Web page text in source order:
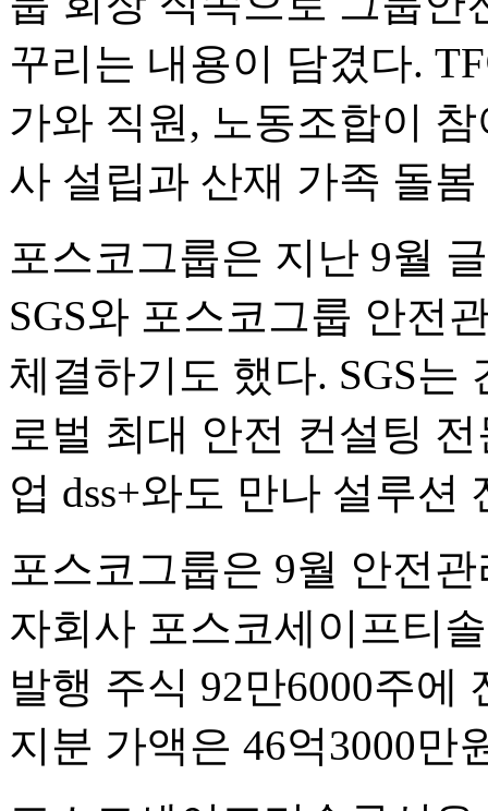
꾸리는 내용이 담겼다.
가와 직원, 노동조합이
사 설립과 산재 가족 돌
포스코그룹은 지난 9월
SGS와 포스코그룹 안전
체결하기도 했다. SGS는
로벌 최대 안전 컨설팅
업 dss+와도 만나 설루션
포스코그룹은 9월 안전
자회사 포스코세이프티
발행 주식 92만6000주에
지분 가액은 46억3000만